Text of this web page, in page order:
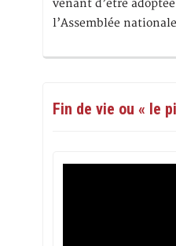
venant d’être
l’Assemblée
Fin de vie ou « le